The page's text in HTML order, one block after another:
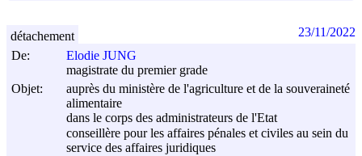
De:
Elodie JUNG
magistrate du premier grade
Objet:
auprès du ministère de l'agriculture et de la souveraineté
alimentaire
dans le corps des administrateurs de l'Etat
conseillère pour les affaires pénales et civiles au sein du
service des affaires juridiques
détachement 23/11/2022